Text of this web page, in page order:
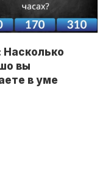
Насколько
вы
в уме